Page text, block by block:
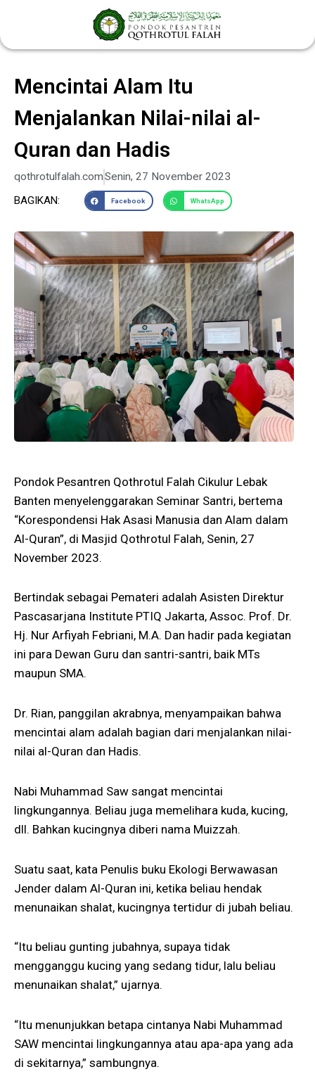
konten
Mencintai Alam Itu
Menjalankan Nilai-nilai al-
Quran dan Hadis
qothrotulfalah.comSenin, 27 November 2023
BAGIKAN:
Facebook WhatsApp
Pondok Pesantren Qothrotul Falah Cikulur Lebak
Banten menyelenggarakan Seminar Santri, bertema
“Korespondensi Hak Asasi Manusia dan Alam dalam
Al-Quran”, di Masjid Qothrotul Falah, Senin, 27
November 2023.
Bertindak sebagai Pemateri adalah Asisten Direktur
Pascasarjana Institute PTIQ Jakarta, Assoc. Prof. Dr.
Hj. Nur Arfiyah Febriani, M.A. Dan hadir pada kegiatan
ini para Dewan Guru dan santri-santri, baik MTs
maupun SMA.
Dr. Rian, panggilan akrabnya, menyampaikan bahwa
mencintai alam adalah bagian dari menjalankan nilai-
nilai al-Quran dan Hadis.
Nabi Muhammad Saw sangat mencintai
lingkungannya. Beliau juga memelihara kuda, kucing,
dll. Bahkan kucingnya diberi nama Muizzah.
Suatu saat, kata Penulis buku Ekologi Berwawasan
Jender dalam Al-Quran ini, ketika beliau hendak
menunaikan shalat, kucingnya tertidur di jubah beliau.
“Itu beliau gunting jubahnya, supaya tidak
mengganggu kucing yang sedang tidur, lalu beliau
menunaikan shalat,” ujarnya.
“Itu menunjukkan betapa cintanya Nabi Muhammad
SAW mencintai lingkungannya atau apa-apa yang ada
di sekitarnya,” sambungnya.